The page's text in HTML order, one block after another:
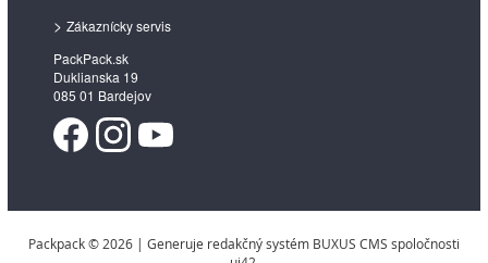
Zákaznícky servis
PackPack.sk
Duklianska 19
085 01 Bardejov
Packpack © 2026 | Generuje redakčný systém BUXUS CMS spoločnosti